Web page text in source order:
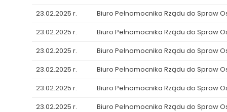
23.02.2025 r.
Biuro Pełnomocnika Rządu do Spraw
23.02.2025 r.
Biuro Pełnomocnika Rządu do Spraw
23.02.2025 r.
Biuro Pełnomocnika Rządu do Spraw
23.02.2025 r.
Biuro Pełnomocnika Rządu do Spraw
23.02.2025 r.
Biuro Pełnomocnika Rządu do Spraw
23.02.2025 r.
Biuro Pełnomocnika Rządu do Spraw